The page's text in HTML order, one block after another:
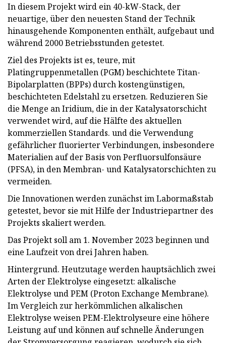
In diesem Projekt wird ein 40-kW-Stack, der
neuartige, über den neuesten Stand der Technik
hinausgehende Komponenten enthält, aufgebaut und
während 2000 Betriebsstunden getestet.
Ziel des Projekts ist es, teure, mit
Platingruppenmetallen (PGM) beschichtete Titan-
Bipolarplatten (BPPs) durch kostengünstigen,
beschichteten Edelstahl zu ersetzen. Reduzieren Sie
die Menge an Iridium, die in der Katalysatorschicht
verwendet wird, auf die Hälfte des aktuellen
kommerziellen Standards. und die Verwendung
gefährlicher fluorierter Verbindungen, insbesondere
Materialien auf der Basis von Perfluorsulfonsäure
(PFSA), in den Membran- und Katalysatorschichten zu
vermeiden.
Die Innovationen werden zunächst im Labormaßstab
getestet, bevor sie mit Hilfe der Industriepartner des
Projekts skaliert werden.
Das Projekt soll am 1. November 2023 beginnen und
eine Laufzeit von drei Jahren haben.
Hintergrund. Heutzutage werden hauptsächlich zwei
Arten der Elektrolyse eingesetzt: alkalische
Elektrolyse und PEM (Proton Exchange Membrane).
Im Vergleich zur herkömmlichen alkalischen
Elektrolyse weisen PEM-Elektrolyseure eine höhere
Leistung auf und können auf schnelle Änderungen